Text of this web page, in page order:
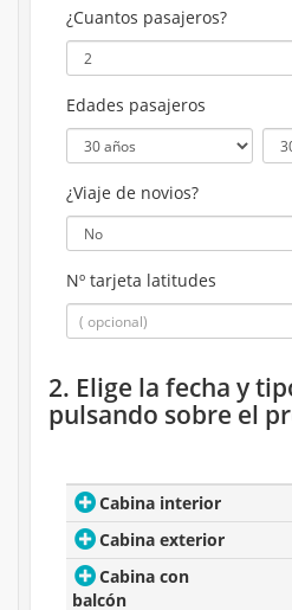
¿Cuantos pasajeros?
Edades pasajeros
¿Viaje de novios?
Nº tarjeta latitudes
2. Elige la fecha y
pulsando sobre el
Cabina interior
Cabina exterior
Cabina con
balcón